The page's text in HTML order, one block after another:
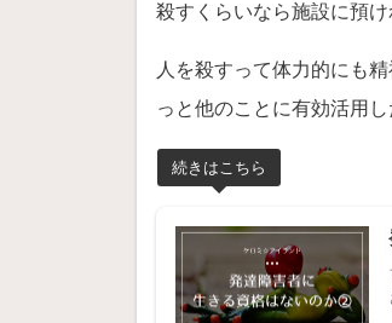
殺すくらいなら施設に預け
人を殺すって体力的にも
っと他のことに有効活用し
続きはこちら